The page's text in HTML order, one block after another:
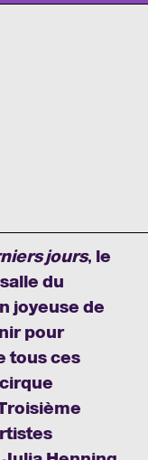
jours, le
du
joyeuse de
pour
tous ces